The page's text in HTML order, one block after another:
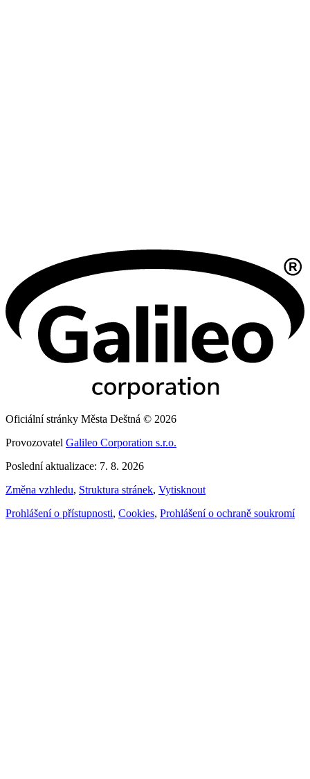
Oficiální stránky Města Deštná © 2026
Provozovatel Galileo Corporation s.r.o.
Poslední aktualizace: 7. 8. 2026
Změna vzhledu, Struktura stránek, Vytisknout
Prohlášení o přístupnosti, Cookies, Prohlášení o ochraně soukromí